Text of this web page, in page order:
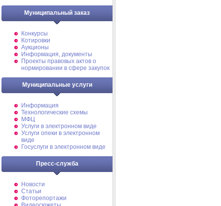
Муниципальный заказ
Конкурсы
Котировки
Аукционы
Информация, документы
Проекты правовых актов о
нормировании в сфере закупок
Муниципальные услуги
Информация
Технологические схемы
МФЦ
Услуги в электронном виде
Услуги опеки в электронном
виде
Госуслуги в электронном виде
Пресс-служба
Новости
Статьи
Фоторепортажи